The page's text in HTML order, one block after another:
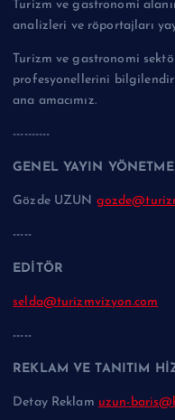
Turizm ve gastronomi
analizleri ve röportajları
Turizm ve gastronomi
profesyonellerini
ana amacımız.
----------
GENEL YAYIN
Gözde UZUN
-----
EDİTÖR
selda@turizmvizyon.com
-----
REKLAM VE TANITIM
Detay Reklam uzun-